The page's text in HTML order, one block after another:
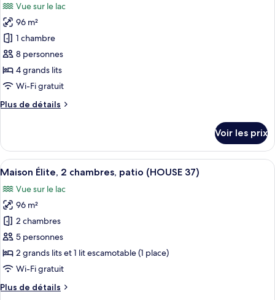
Élite,
4
chambres,
sauna
(HOUSE
photos
pour
ce
type
de
chambre :
Exclusive,
animaux
de
interdits
(HOUSE
22)
Vue sur le lac
96 m²
1 chambre
8 personnes
4 grands lits
Wi-Fi gratuit
Plus de détails
Plus
le
type
de
Maison
Exclusive,
4
chambres,
animaux
de
compagnie
interdits
22)
Voir les prix
Afficher
toutes
les
photos
pour
ce
type
de
chambre :
Maison
Un lit bien fait, recouvert d’une
10
Maison Élite, 2 chambres, patio (HOUSE 37)
Vue sur le lac
96 m²
2 chambres
5 personnes
2 grands lits et 1 lit escamotable (1 place)
Wi-Fi gratuit
Plus de détails
Plus